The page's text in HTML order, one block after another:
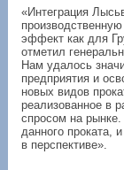
«Интеграция
эффект как для
отметил
Нам удалось
предприятия и
новых видов
реализованное в
спросом на
данного проката,
в перспективе».